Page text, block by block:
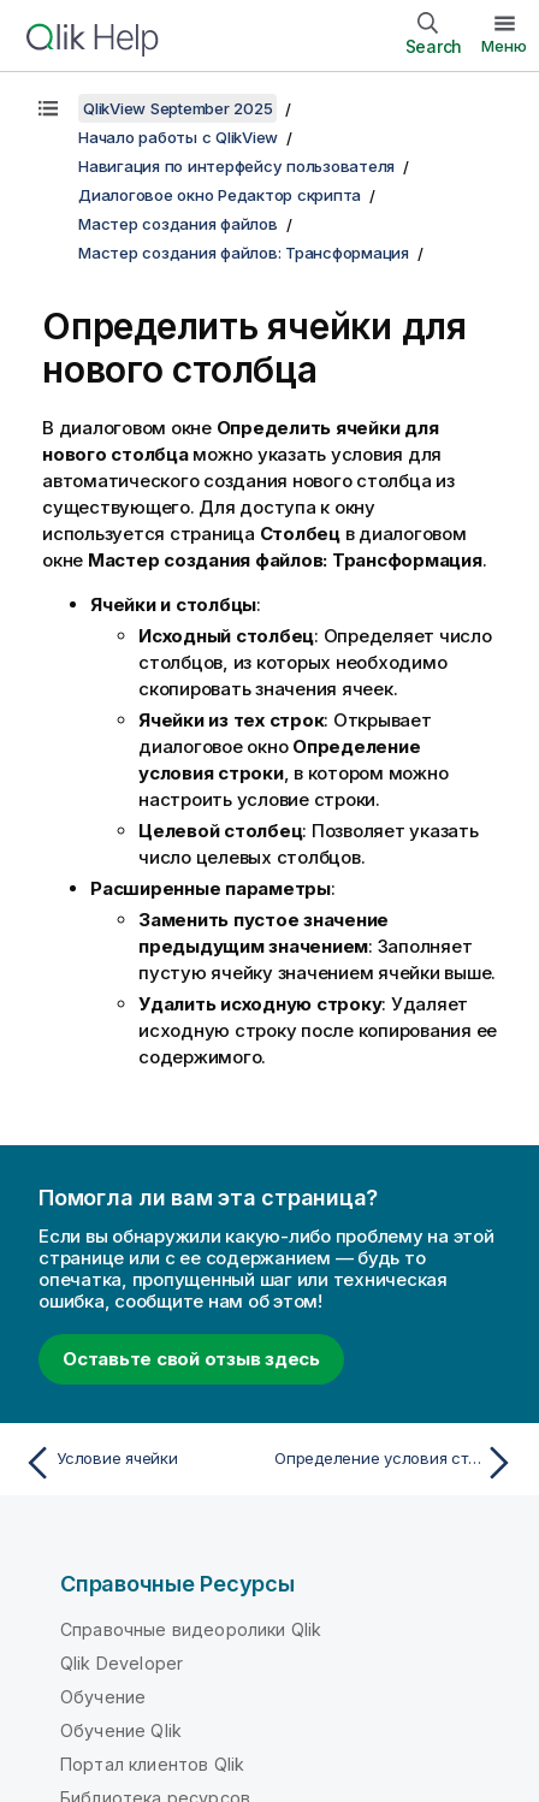
Search Меню
QlikView September 2025
Начало работы с QlikView
Навигация по интерфейсу пользователя
Диалоговое окно Редактор скрипта
Мастер создания файлов
Мастер создания файлов: Трансформация
Определить ячейки для
нового столбца
В диалоговом окне Определить ячейки для
нового столбцаможно указать условия для
автоматического создания нового столбца из
существующего. Для доступа к окну
используется страница Столбецв диалоговом
окне Мастер создания файлов: Трансформация.
Ячейки и столбцы:
Исходный столбец: Определяет число
столбцов, из которых необходимо
скопировать значения ячеек.
Ячейки из тех строк: Открывает
диалоговое окно Определение
условия строки, в котором можно
настроить условие строки.
Целевой столбец: Позволяет указать
число целевых столбцов.
Расширенные параметры:
Заменить пустое значение
предыдущим значением: Заполняет
пустую ячейку значением ячейки выше.
Удалить исходную строку: Удаляет
исходную строку после копирования ее
содержимого.
Помогла ли вам эта страница?
Если вы обнаружили какую-либо проблему на этой
странице или с ее содержанием — будь то
опечатка, пропущенный шаг или техническая
ошибка, сообщите нам об этом!
Оставьте свой отзыв здесь
Условие ячейки Определение условия строки
Справочные Ресурсы
Справочные видеоролики Qlik
Qlik Developer
Обучение
Обучение Qlik
Портал клиентов Qlik
Библиотека ресурсов